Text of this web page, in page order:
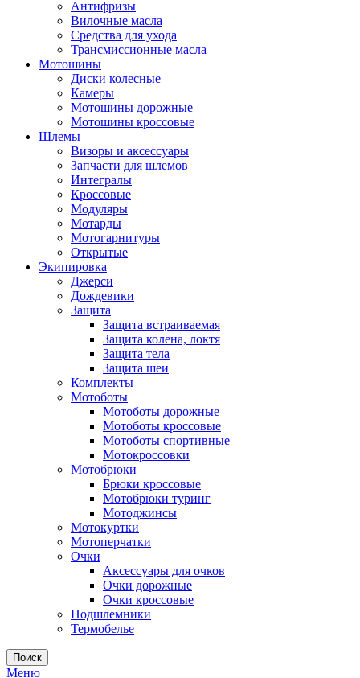
Антифризы
Вилочные масла
Средства для ухода
Трансмиссионные масла
Мотошины
Диски колесные
Камеры
Мотошины дорожные
Мотошины кроссовые
Шлемы
Визоры и аксессуары
Запчасти для шлемов
Интегралы
Кроссовые
Модуляры
Мотарды
Мотогарнитуры
Открытые
Экипировка
Джерси
Дождевики
Защита
Защита встраиваемая
Защита колена, локтя
Защита тела
Защита шеи
Комплекты
Мотоботы
Мотоботы дорожные
Мотоботы кроссовые
Мотоботы спортивные
Мотокроссовки
Мотобрюки
Брюки кроссовые
Мотобрюки туринг
Мотоджинсы
Мотокуртки
Мотоперчатки
Очки
Аксессуары для очков
Очки дорожные
Очки кроссовые
Подшлемники
Термобелье
Поиск
Меню